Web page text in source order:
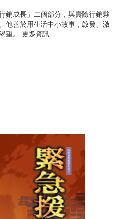
銷成長」二個部分，與壽險行銷夥
他善於用生活中小故事，啟發、激
望。 更多資訊